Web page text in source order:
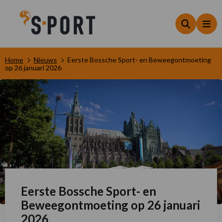
Zoeken
Home Nieuws
Eerste Bossche Sport- en Beweegontmoeting
op 26 januari 2026
Eerste Bossche Sport- en
Beweegontmoeting op 26 januari
2026